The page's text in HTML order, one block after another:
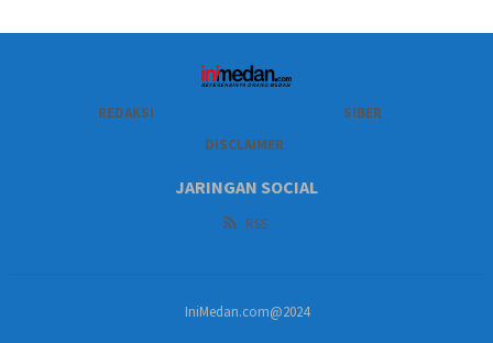
REDAKSI
SIBER
DISCLAIMER
JARINGAN SOCIAL
RSS
IniMedan.com@2024